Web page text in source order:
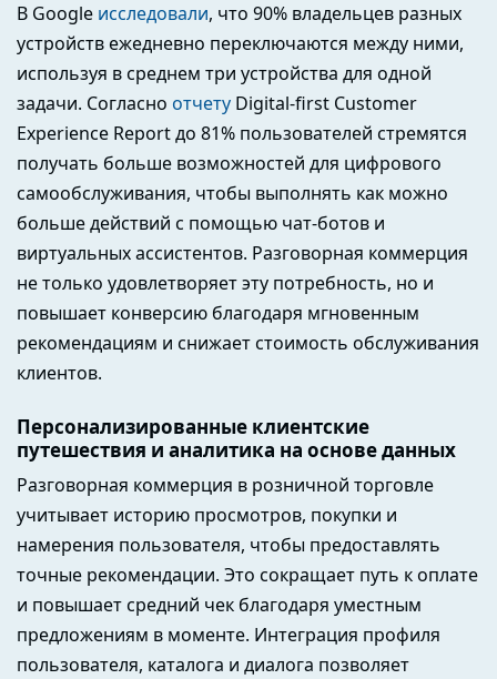
В Google исследовали, что 90% владельцев разных
устройств ежедневно переключаются между ними,
используя в среднем три устройства для одной
задачи. Согласно отчету Digital-first Customer
Experience Report до 81% пользователей стремятся
получать больше возможностей для цифрового
самообслуживания, чтобы выполнять как можно
больше действий с помощью чат-ботов и
виртуальных ассистентов. Разговорная коммерция
не только удовлетворяет эту потребность, но и
повышает конверсию благодаря мгновенным
рекомендациям и снижает стоимость обслуживания
клиентов.
Персонализированные клиентские
путешествия и аналитика на основе данных
Разговорная коммерция в розничной торговле
учитывает историю просмотров, покупки и
намерения пользователя, чтобы предоставлять
точные рекомендации. Это сокращает путь к оплате
и повышает средний чек благодаря уместным
предложениям в моменте. Интеграция профиля
пользователя, каталога и диалога позволяет